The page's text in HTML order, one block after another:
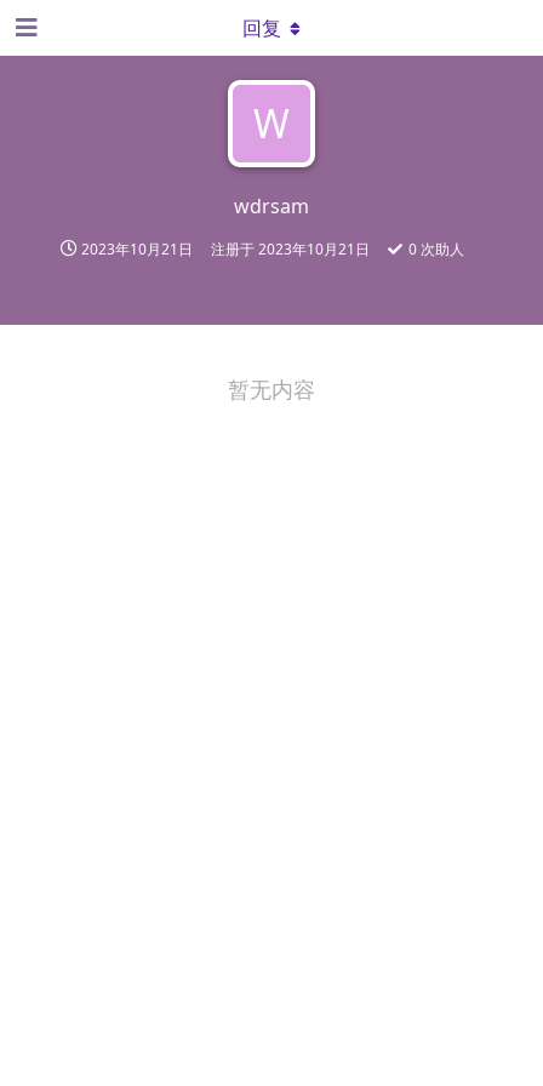
W
wdrsam
2023年10月21日 注册于2023年10月21日 0 次助人
回复
暂无内容